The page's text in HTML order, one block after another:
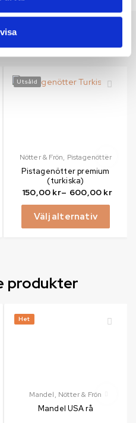
products
Utsåld
Nötter & Frön, Pistagenötter
Pistagenötter premium
(turkiska)
150,00 kr– 600,00 kr
Välj alternativ
produkter
Het
Mandel, Nötter & Frön
Mandel USA rå